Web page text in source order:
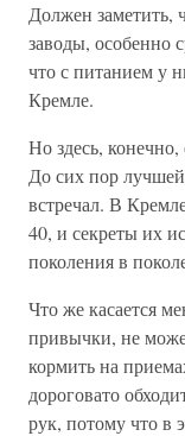
Должен заметить,
заводы, особенно
что с питанием у
Кремле.
Но здесь,
До сих пор
встречал. В
40, и секреты их
поколения в
Что же касается
привычки, не
кормить на
дороговато
рук, потому что в